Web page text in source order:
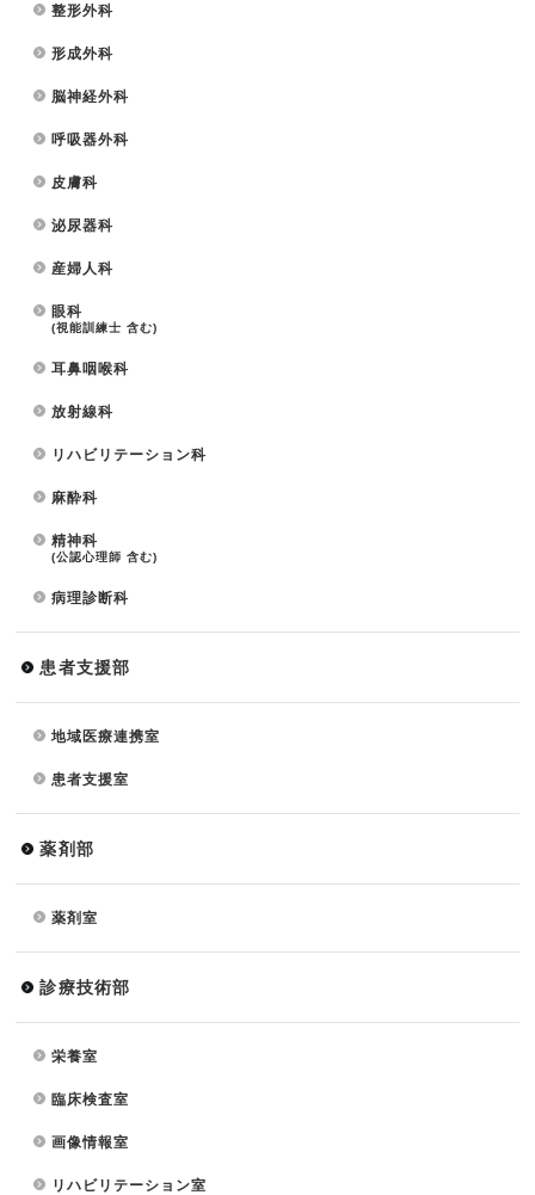
整形外科
形成外科
脳神経外科
呼吸器外科
皮膚科
泌尿器科
産婦人科
眼科
(視能訓練士 含む)
耳鼻咽喉科
放射線科
リハビリテーション科
麻酔科
精神科
(公認心理師 含む)
病理診断科
患者支援部
地域医療連携室
患者支援室
薬剤部
薬剤室
診療技術部
栄養室
臨床検査室
画像情報室
リハビリテーション室